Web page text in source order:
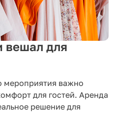
вешал для
мероприятия важно
для гостей. Аренда
решение для